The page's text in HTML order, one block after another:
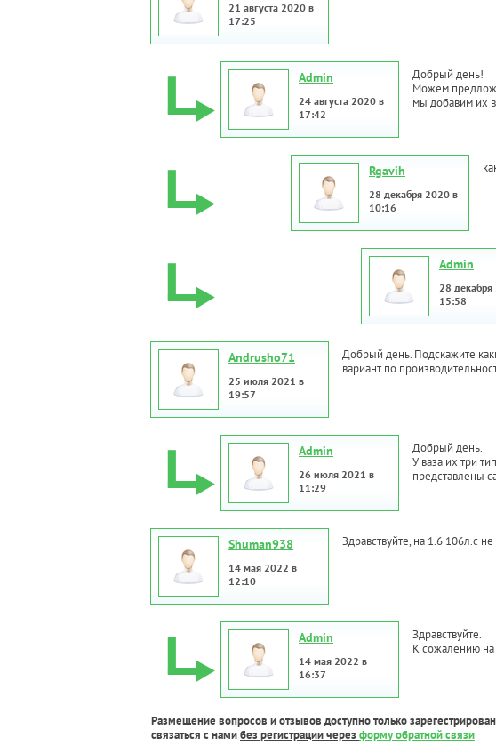
21 августа 2020 в
17:25
Admin
24 августа 2020 в
17:42
Добрый день!
Можем
мы добавим их
Rgavih
28 декабря 2020 в
10:16
Admin
28
15:58
Andrusho71
25 июля 2021 в
19:57
Добрый день. Подскажите
вариант по
Admin
26 июля 2021 в
11:29
Добрый день.
У ваза их три
представлены
Shuman938
14 мая 2022 в
12:10
Здравствуйте, на 1.6 106л.с
Admin
14 мая 2022 в
16:37
Здравствуйте.
К сожалению на
Размещение вопросов и отзывов доступно только
связаться с намибез регистрации через форму обратной связи